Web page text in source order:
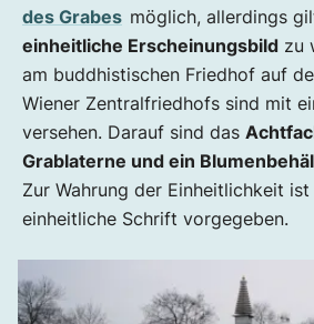
des Grabes möglich, allerdings
einheitliche Erscheinungsbild zu
am buddhistischen Friedhof auf
Wiener Zentralfriedhofs sind mit
versehen. Darauf sind das
Grablaterne und ein
Zur Wahrung der Einheitlichkeit
einheitliche Schrift vorgegeben.